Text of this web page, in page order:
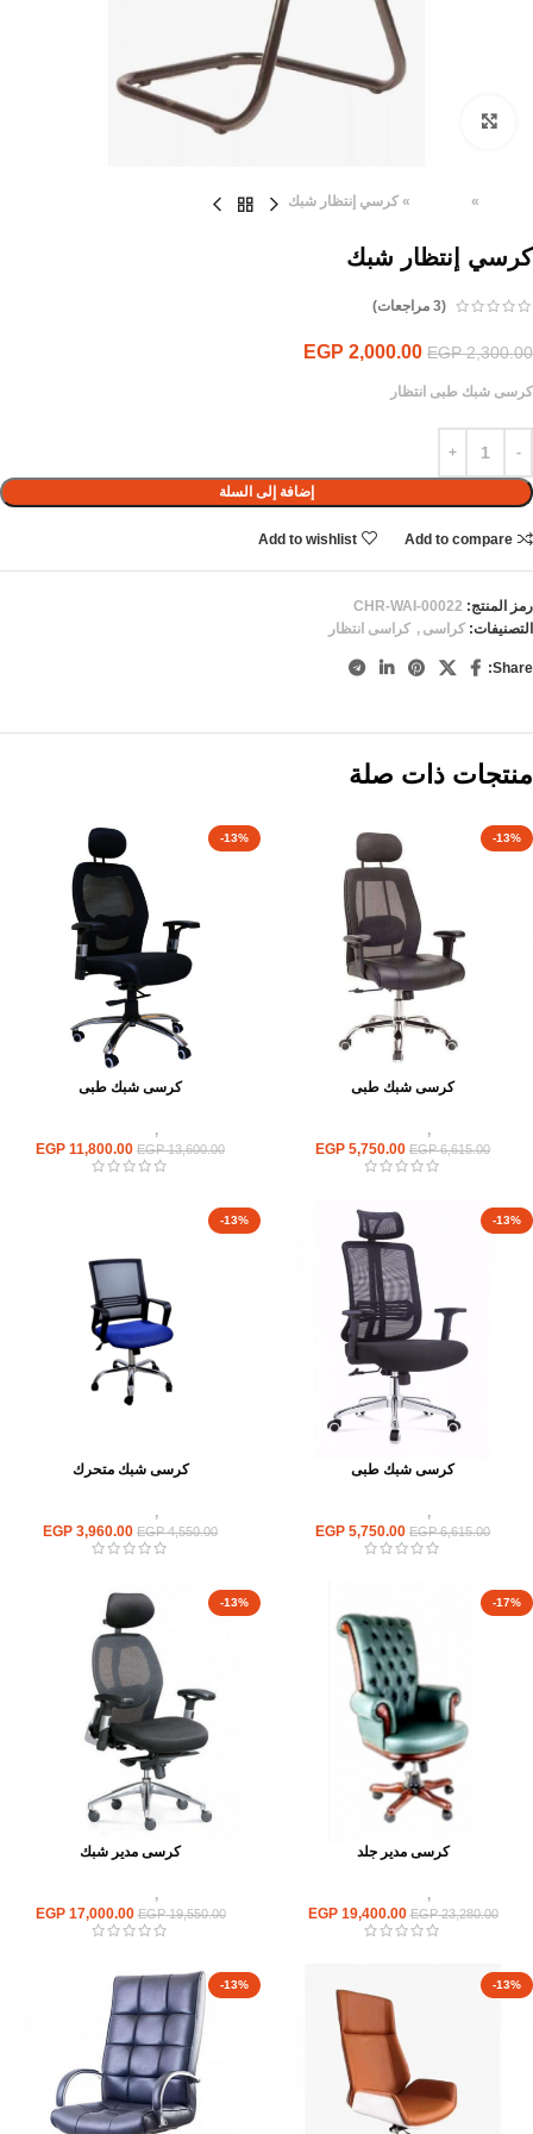
»
» كرسي إنتظار شبك
كرسي إنتظار شبك
(
3 مراجعات)
EGP2,300.00
EGP 2,000.00
كرسى شبك طبى انتظار
إضافة إلى السلة
Add to compare
Add to wishlist
رمز المنتج: CHR-WAI-00022
التصنيفات: كراسى , كراسى انتظار
Share:
منتجات ذات صلة
-13%
كرسى شبك طبى
كراسى,
EGP6,615.00
EGP 5,750.00
-13%
كرسى شبك طبى
كراسى,
EGP13,600.00
EGP 11,800.00
-13%
كرسى شبك طبى
كراسى,
EGP6,615.00
EGP 5,750.00
-13%
كرسى شبك متحرك
كراسى,
EGP4,550.00
EGP 3,960.00
-17%
كرسى مدير جلد
كراسى,
EGP23,280.00
EGP19,400.00
-13%
كرسى مدير شبك
كراسى,
EGP19,550.00
EGP17,000.00
-13%
-13%